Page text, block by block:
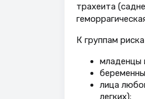
трахеита
К группам
младенцы
лица
легких);